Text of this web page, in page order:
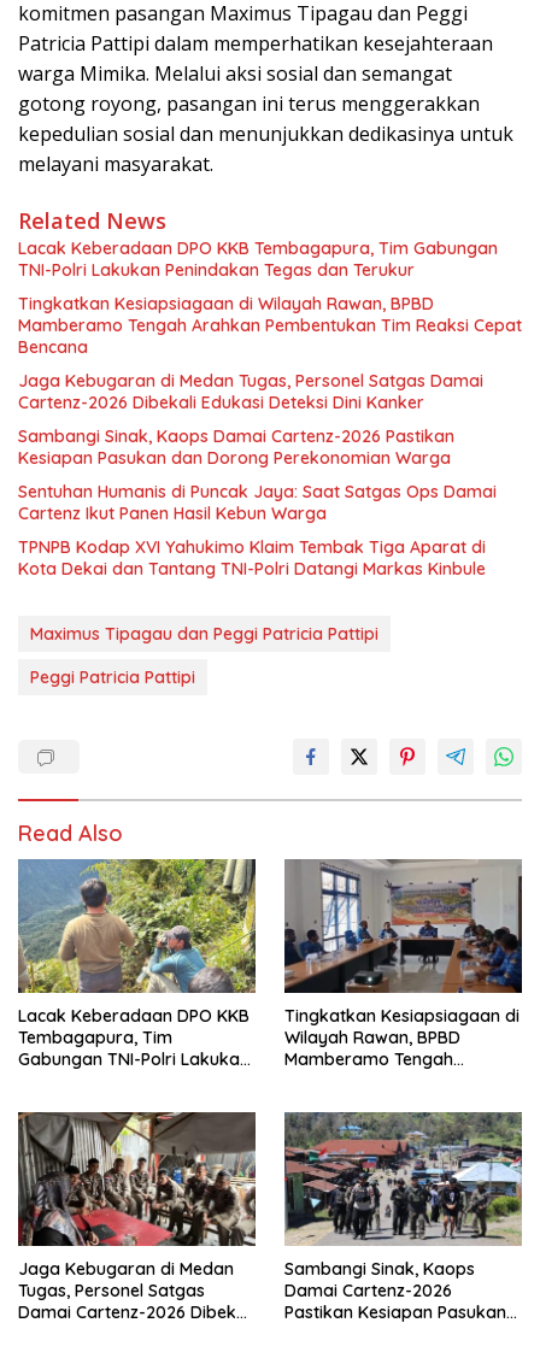
komitmen pasangan Maximus Tipagau dan Peggi
Patricia Pattipi dalam memperhatikan kesejahteraan
warga Mimika. Melalui aksi sosial dan semangat
gotong royong, pasangan ini terus menggerakkan
kepedulian sosial dan menunjukkan dedikasinya untuk
melayani masyarakat.
Related News
Lacak Keberadaan DPO KKB Tembagapura, Tim Gabungan
TNI-Polri Lakukan Penindakan Tegas dan Terukur
Tingkatkan Kesiapsiagaan di Wilayah Rawan, BPBD
Mamberamo Tengah Arahkan Pembentukan Tim Reaksi Cepat
Bencana
Jaga Kebugaran di Medan Tugas, Personel Satgas Damai
Cartenz-2026 Dibekali Edukasi Deteksi Dini Kanker
Sambangi Sinak, Kaops Damai Cartenz-2026 Pastikan
Kesiapan Pasukan dan Dorong Perekonomian Warga
Sentuhan Humanis di Puncak Jaya: Saat Satgas Ops Damai
Cartenz Ikut Panen Hasil Kebun Warga
TPNPB Kodap XVI Yahukimo Klaim Tembak Tiga Aparat di
Kota Dekai dan Tantang TNI-Polri Datangi Markas Kinbule
Maximus Tipagau dan Peggi Patricia Pattipi
Peggi Patricia Pattipi
Read Also
Lacak Keberadaan DPO KKB
Tembagapura, Tim
Gabungan TNI-Polri Lakukan
Tingkatkan Kesiapsiagaan di
Wilayah Rawan, BPBD
Mamberamo Tengah
Jaga Kebugaran di Medan
Tugas, Personel Satgas
Damai Cartenz-2026 Dibekali
Sambangi Sinak, Kaops
Damai Cartenz-2026
Pastikan Kesiapan Pasukan